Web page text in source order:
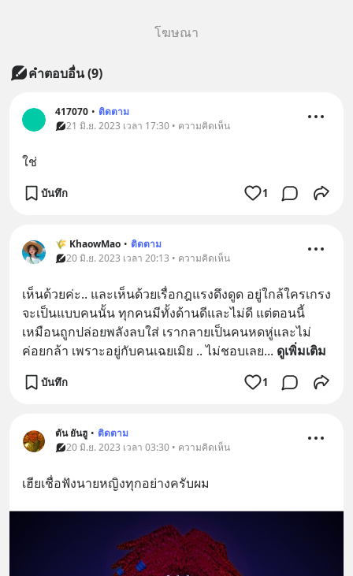
โฆษณา
คำตอบอื่น(9)
417070 • ติดตาม
21 มิ.ย. 2023 เวลา 17:30 • ความคิดเห็น
ใช่
บันทึก 1
🌾 KhaowMao • ติดตาม
20 มิ.ย. 2023 เวลา 20:13 • ความคิดเห็น
เห็นด้วยค่ะ.. และเห็นด้วยเรื่อกฎแรงดึงดูด อยู่ใกล้ใครเกรง
จะเป็นแบบคนนั้น ทุกคนมีทั้งด้านดีและไม่ดี แต่ตอนนี้
เหมือนถูกปล่อยพลังลบใส่ เรากลายเป็นคนหดหู่และไม่
ค่อยกล้า เพราะอยู่กับคนเฉยเมิย .. ไม่ชอบเลย... ดูเพิ่มเติม
บันทึก 1
ตัน ยันฮู • ติดตาม
20 มิ.ย. 2023 เวลา 03:30 • ความคิดเห็น
เฮียเชื่อฟังนายหญิงทุกอย่างครับผม